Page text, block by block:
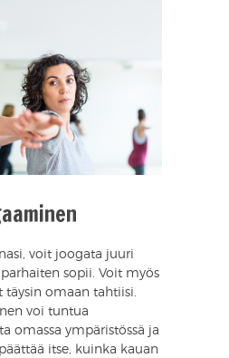
voit joogata juuri
sopii. Voit myös
täysin omaan tahtiisi.
voi tuntua
omassa ympäristössä ja
itse, kuinka kauan